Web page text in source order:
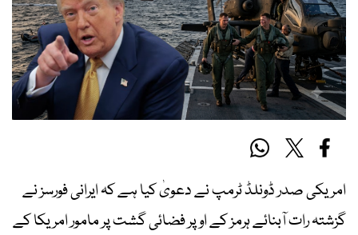
امریکی صدر ڈونلڈ ٹرمپ نے دعویٰ کیا ہے کہ ایرانی فورسز نے
گزشتہ رات آبنائے ہرمز کے اوپر فضائی گشت پر مامور امریکا کے